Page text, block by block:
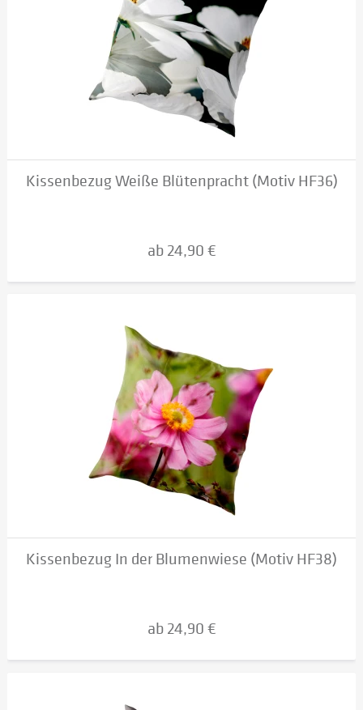
Kissenbezug Weiße Blütenpracht (Motiv HF36)
ab 24,90 €
Kissenbezug In der Blumenwiese (Motiv HF38)
ab 24,90 €